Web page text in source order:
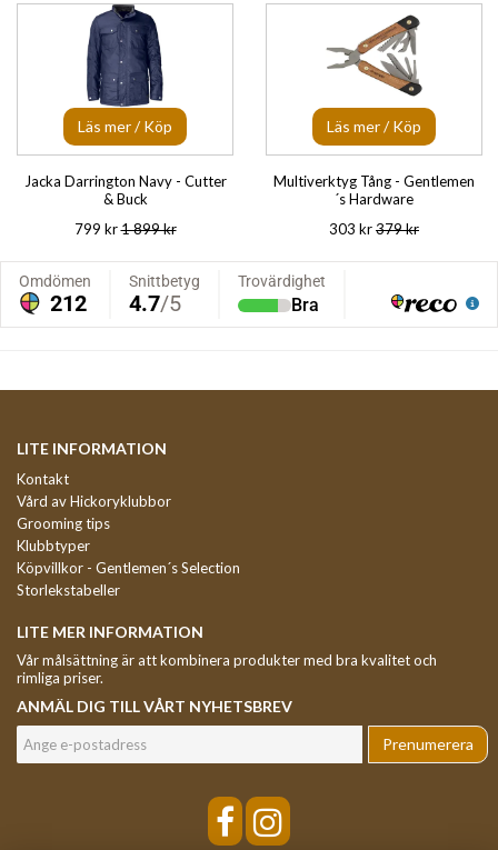
Läs mer / Köp
Jacka Darrington Navy - Cutter
& Buck
799 kr1 899 kr
Läs mer / Köp
Multiverktyg Tång - Gentlemen
´s Hardware
303 kr379 kr
LITE INFORMATION
Kontakt
Vård av Hickoryklubbor
Grooming tips
Klubbtyper
Köpvillkor - Gentlemen´s Selection
Storlekstabeller
LITE MER INFORMATION
Vår målsättning är att kombinera produkter med bra kvalitet och
rimliga priser.
ANMÄL DIG TILL VÅRT NYHETSBREV
Prenumerera